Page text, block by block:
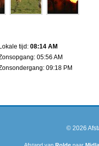
tijd: 08:14 AM
05:56 AM
09:18 PM
© 2026